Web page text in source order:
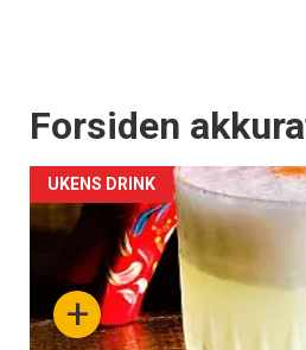
Forsiden
+
UKENS DRINK